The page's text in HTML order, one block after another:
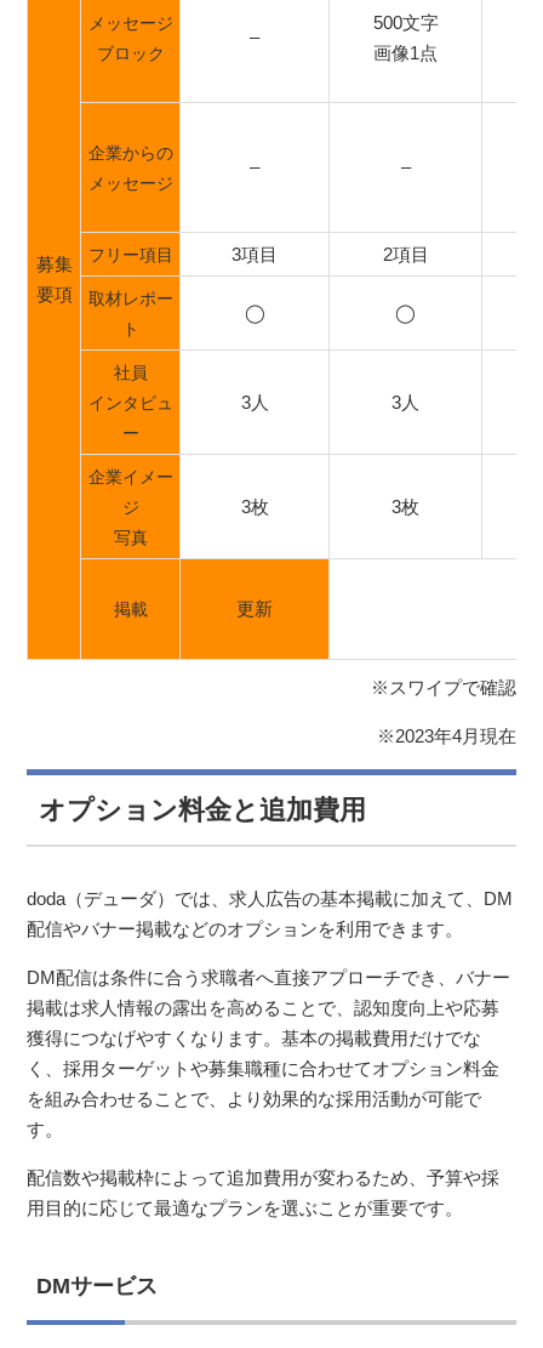
募集
要項
メッセージ
ブロック
–
500文字
画像1点
企業からの
メッセージ
– –
フリー項目 3項目 2項目
取材レポー
ト
◯ ◯
社員
インタビュ
ー
3人 3人
企業イメー
ジ
写真
3枚 3枚
掲載 更新
※スワイプで確認
※2023年4月現在
オプション料金と追加費用
doda（デューダ）では、求人広告の基本掲載に加えて、DM
配信やバナー掲載などのオプションを利用できます。
DM配信は条件に合う求職者へ直接アプローチでき、バナー
掲載は求人情報の露出を高めることで、認知度向上や応募
獲得につなげやすくなります。基本の掲載費用だけでな
く、採用ターゲットや募集職種に合わせてオプション料金
を組み合わせることで、より効果的な採用活動が可能で
す。
配信数や掲載枠によって追加費用が変わるため、予算や採
用目的に応じて最適なプランを選ぶことが重要です。
DMサービス